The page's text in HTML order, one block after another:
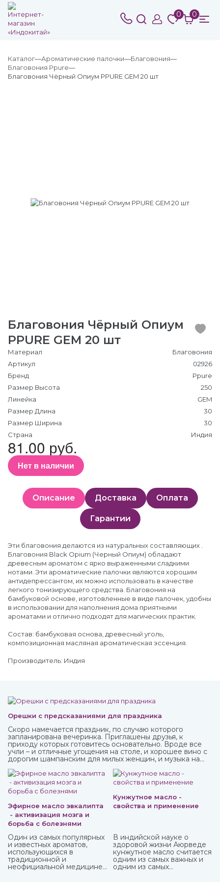
0 0
Каталог Ароматические палочки
Благовония
Благовония Ppure
Благовония Чёрный Опиум PPURE GEM 20 шт
Благовония Чёрный Опиум
PPURE GEM 20 шт
Материал
Благовония
Артикул
02926
Бренд
Ppure
Размер Высота
250
Линейка
GEM
Размер Длина
30
Размер Ширина
30
Страна
Индия
81.00 руб.
Нет в наличии
Описание Доставка Оплата
Гарантии
Эти благовония делаются из натуральных составляющих .
Благовония Black Opium (Черный Опиум) обладают
древесным ароматом с ярко выраженными сладкими
нотами. Эти ароматические палочки являются хорошим
антидепрессантом, их можно использовать в качестве
легкого тонизирующего средства. Благовония на
бамбуковой основе, изготовленные в виде палочек, удобны
в использовании для наполнения дома приятными
ароматами и отлично подходят для магических практик.
Состав: бамбуковая основа, древесный уголь,
композиционная масляная ароматическая эссенция.
Производитель: Индия
Орешки с предсказаниями для праздника
Скоро намечается праздник, по случаю которого
запланирована вечеринка. Приглашены друзья, к
приходу которых готовитесь основательно. Вроде все
учли – и отличные угощения на столе, и хорошее вино с
дорогим шампанским для милых женщин, и музыка на
интересного и необычного развлечения, которое
должно прийтись по нраву всем.
Эфирное масло эвкалипта
- активизация мозга и
борьба с болезнями
Один из самых популярных
и известных ароматов,
использующихся в
традиционной и
неофициальной медицине,
Кунжутное масло -
свойства и применение
В индийской науке о
здоровой жизни Аюрведе
кунжутное масло считается
одним из самых важных и
одним из самых